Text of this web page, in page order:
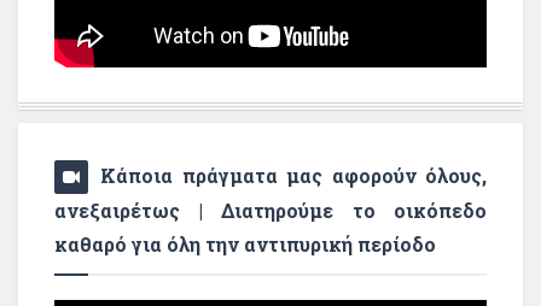
Κάποια πράγματα μας αφορούν όλους,
ανεξαιρέτως | Διατηρούμε το οικόπεδο
καθαρό για όλη την αντιπυρική περίοδο